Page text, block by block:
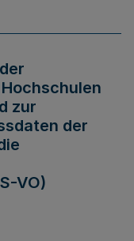
zur
der
VO)